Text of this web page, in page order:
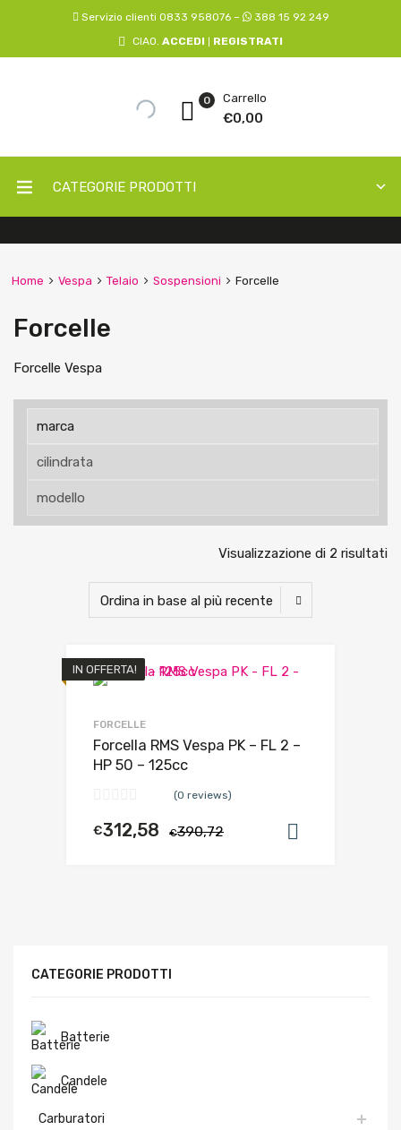
Servizio clienti 0833 958076 –
388 15 92 249
CIAO. ACCEDI REGISTRATI
Carrello
€0,00
0
CATEGORIE PRODOTTI
Home Vespa Telaio Sospensioni Forcelle
Forcelle
Forcelle Vespa
Visualizzazione di 2 risultati
IN OFFERTA!
FORCELLE
Forcella RMS Vespa PK – FL 2 –
HP 50 – 125cc
(0 reviews)
€390,72
€312,58
CATEGORIE PRODOTTI
Batterie
Candele
Carburatori